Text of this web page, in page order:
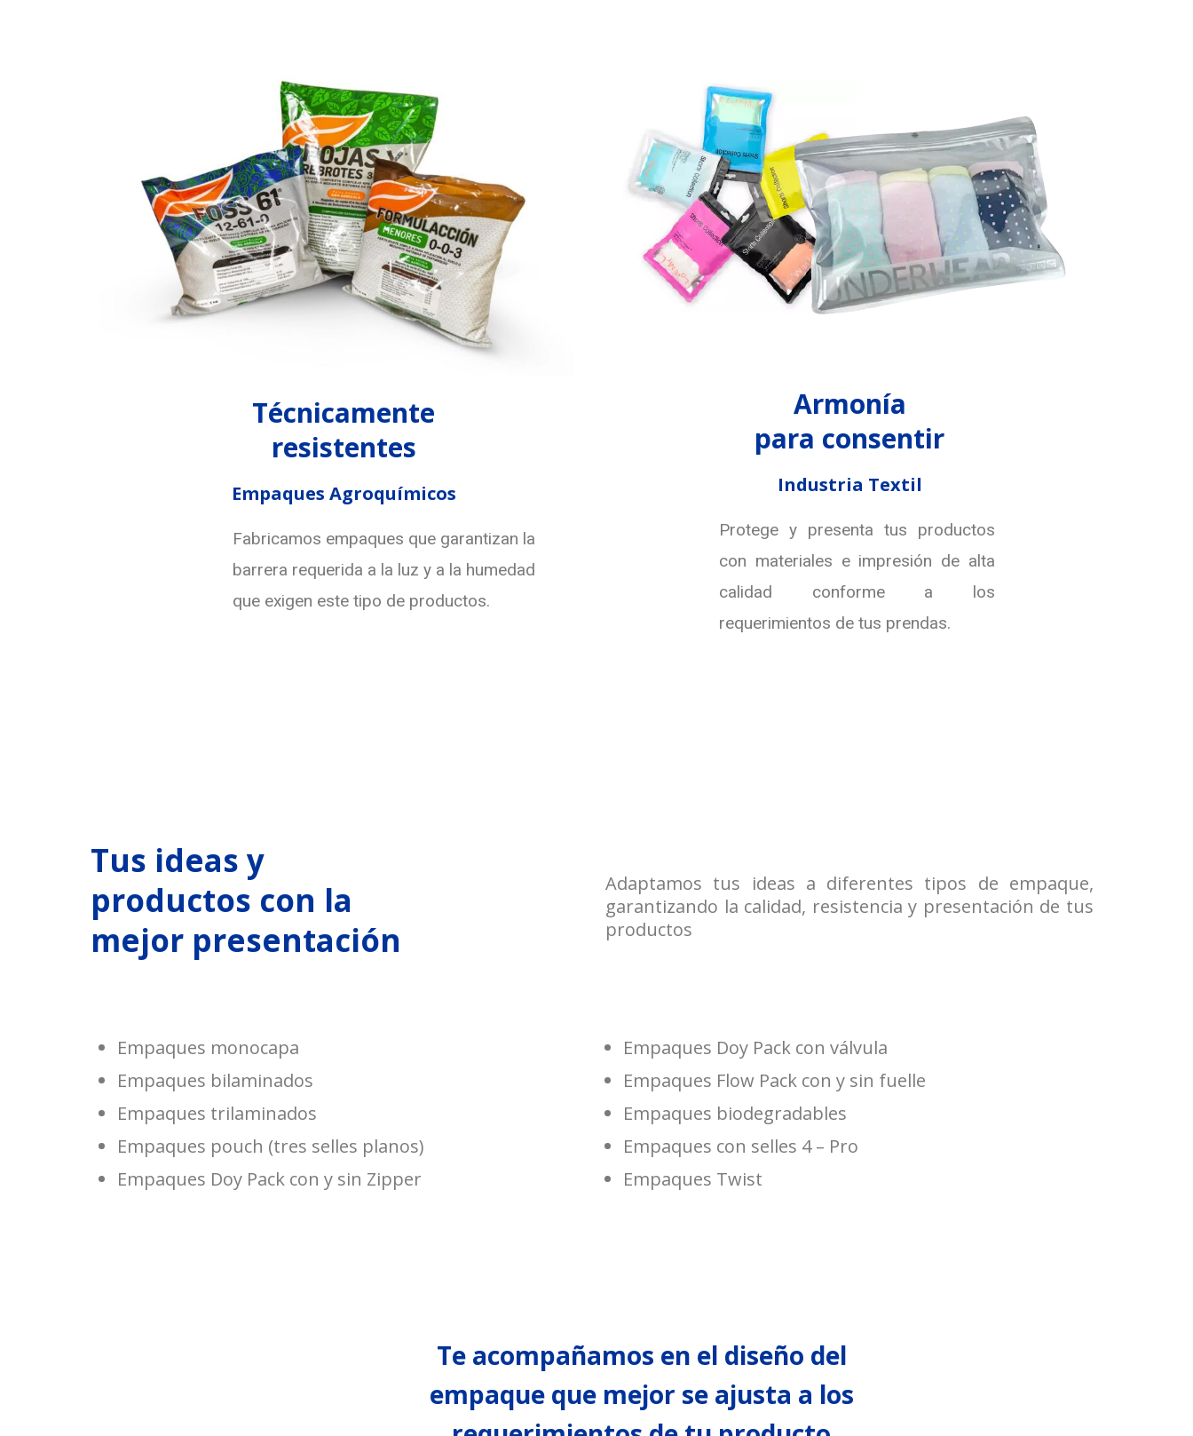
Técnicamente
resistentes
Empaques Agroquímicos
Fabricamos empaques que garantizan la
barrera requerida a la luz y a la humedad
que exigen este tipo de productos.
Armonía
para consentir
Industria Textil
Protege y presenta tus productos
con materiales e impresión de alta
calidad conforme a los
requerimientos de tus prendas.
Tus ideas y
productos con la
mejor presentación
Adaptamos tus ideas a diferentes tipos de empaque,
garantizando la calidad, resistencia y presentación de tus
productos
Empaques monocapa
Empaques bilaminados
Empaques trilaminados
Empaques pouch (tres selles planos)
Empaques Doy Pack con y sin Zipper
Empaques Doy Pack con válvula
Empaques Flow Pack con y sin fuelle
Empaques biodegradables
Empaques con selles 4 – Pro
Empaques Twist
Te acompañamos en el diseño del
empaque que mejor se ajusta a los